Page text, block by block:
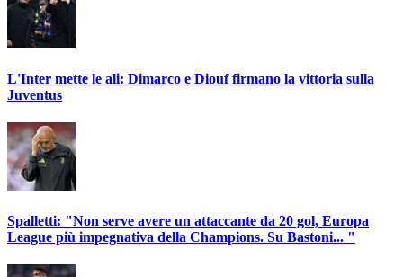
L'Inter mette le ali: Dimarco e Diouf firmano la vittoria sulla
Juventus
Spalletti: "Non serve avere un attaccante da 20 gol, Europa
League più impegnativa della Champions. Su Bastoni... "